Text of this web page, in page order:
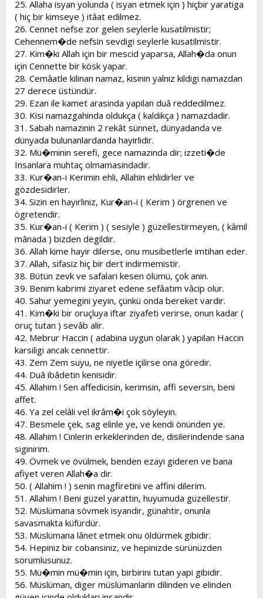
25. Allaha isyan yolunda ( isyan etmek için ) hiçbir yaratiga
( hiç bir kimseye ) itâat edilmez.
26. Cennet nefse zor gelen seylerle kusatilmistir;
Cehennem�de nefsin sevdigi seylerle kusatilmistir.
27. Kim�ki Allah için bir mescid yaparsa, Allah�da onun
için Cennette bir kösk yapar.
28. Cemâatle kilinan namaz, kisinin yalniz kildigi namazdan
27 derece üstündür.
29. Ezan ile kamet arasinda yapilan duâ reddedilmez.
30. Kisi namazgahinda oldukça ( kaldikça ) namazdadir.
31. Sabah namazinin 2 rekât sünnet, dünyadanda ve
dünyada bulunanlardanda hayirlidir.
32. Mü�minin serefi, gece namazinda dir; izzeti�de
Insanlara muhtaç olmamasindadir.
33. Kur�an-i Kerimin ehli, Allahin ehlidirler ve
gözdesidirler.
34. Sizin en hayirliniz, Kur�an-i ( Kerim ) örgrenen ve
ögretendir.
35. Kur�an-i ( Kerim ) ( sesiyle ) güzellestirmeyen, ( kâmil
mânada ) bizden degildir.
36. Allah kime hayir dilerse, onu musibetlerle imtihan eder.
37. Allah, sifasiz hiç bir dert indirmemistir.
38. Bütün zevk ve safalari kesen ölümü, çok anin.
39. Benim kabrimi ziyaret edene sefâatim vâcip olur.
40. Sahur yemegini yeyin, çünkü onda bereket vardir.
41. Kim�ki bir oruçluya iftar ziyafeti verirse, onun kadar (
oruç tutan ) sevâb alir.
42. Mebrur Haccin ( adabina uygun olarak ) yapilan Haccin
karsiligi ancak cennettir.
43. Zem Zem suyu, ne niyetle içilirse ona göredir.
44. Duâ ibâdetin kenisidir.
45. Allahim ! Sen affedicisin, kerimsin, affi seversin, beni
affet.
46. Ya zel celâli vel ikrâm�i çok söyleyin.
47. Besmele çek, sag elinle ye, ve kendi önünden ye.
48. Allahim ! Cinlerin erkeklerinden de, disilerindende sana
siginirim.
49. Övmek ve övülmek, benden ezayi gideren ve bana
afiyet veren Allah�a dir.
50. ( Allahim ! ) senin magfiretini ve affini dilerim.
51. Allahim ! Beni güzel yarattin, huyumuda güzellestir.
52. Müslümana sövmek isyandir, günahtir, onunla
savasmakta küfürdür.
53. Müslümana lânet etmek onu öldürmek gibidir.
54. Hepiniz bir cobansiniz, ve hepinizde sürünüzden
sorumlusunuz.
55. Mü�min mü�min için, birbirini tutan yapi gibidir.
56. Müslüman, diger müslümanlarin dilinden ve elinden